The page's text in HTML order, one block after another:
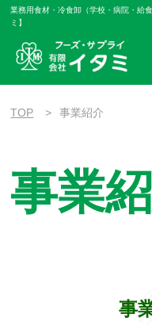
業務用食材・冷食卸（学校・病院・給
ミ】
TOP 事業紹介
事業
事